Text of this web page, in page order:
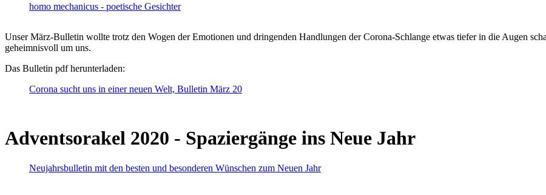
homo mechanicus - poetische Gesichter
Unser März-Bulletin wollte trotz den Wogen der Emotionen und dringenden Handlungen der Corona-Schlange etwas tiefer in die Augen
geheimnisvoll um uns.
Das Bulletin pdf herunterladen:
Corona sucht uns in einer neuen Welt, Bulletin März 20
Adventsorakel 2020 - Spaziergänge ins Neue Jahr
Neujahrsbulletin mit den besten und besonderen Wünschen zum Neuen Jahr